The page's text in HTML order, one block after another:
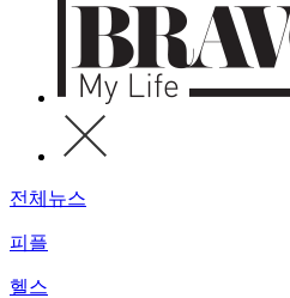
전체뉴스
피플
헬스